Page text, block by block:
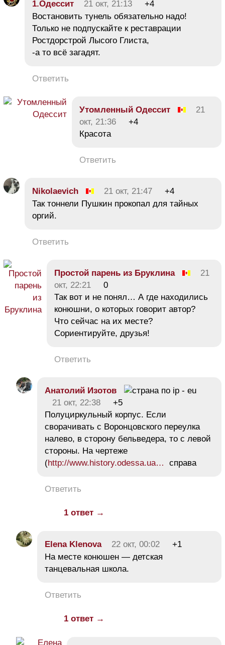
1.Одессит 21 окт, 21:13
+4
Востановить тунель обязательно надо!
Только не подпускайте к реставрации
Ростдорстрой Лысого Глиста,
-а то всё загадят.
Ответить
Утомленный Одессит
21
окт, 21:36
+4
Красота
Ответить
Nikolaevich 21 окт, 21:47
+4
Так тоннели Пушкин прокопал для тайных
оргий.
Ответить
Простой парень из Бруклина
21
окт, 22:21
0
Так вот и не понял… А где находились
конюшни, о которых говорит автор?
Что сейчас на их месте?
Сориентируйте, друзья!
Ответить
Анатолий Изотов
21 окт, 22:38
+5
Полуциркульный корпус. Если
сворачивать с Воронцовского переулка
налево, в сторону бельведера, то с левой
стороны. На чертеже
(http://www.history.odessa.ua… справа
Ответить
1 ответ →
Elena Klenova 22 окт, 00:02
+1
На месте конюшен — детская
танцевальная школа.
Ответить
1 ответ →